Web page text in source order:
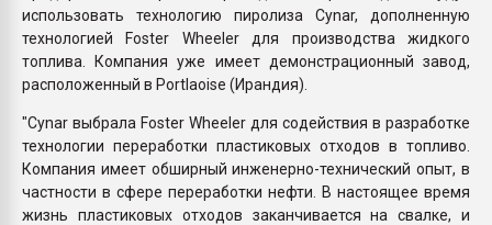
использовать технологию пиролиза Cynar, дополненную
технологией Foster Wheeler для производства жидкого
топлива. Компания уже имеет демонстрационный завод,
расположенный в Portlaoise (Ирандия).
"Cynar выбрала Foster Wheeler для содействия в разработке
технологии переработки пластиковых отходов в топливо.
Компания имеет обширный инженерно-технический опыт, в
частности в сфере переработки нефти. В настоящее время
жизнь пластиковых отходов заканчивается на свалке, и